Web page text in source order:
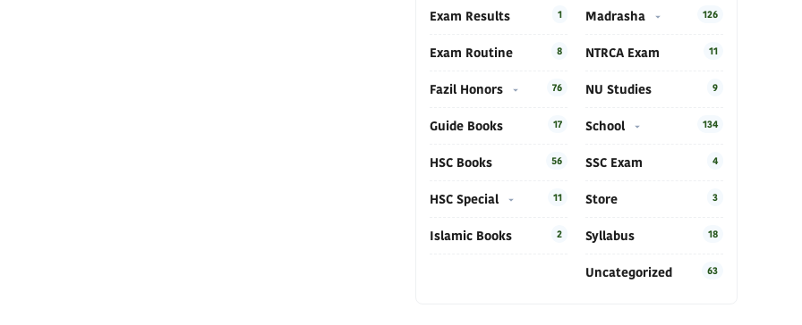
Exam Results 1
Exam Routine 8
Fazil Honors 76
Guide Books 17
HSC Books 56
HSC Special 11
Islamic Books 2
Madrasha 126
NTRCA Exam 11
NU Studies 9
School 134
SSC Exam 4
Store 3
Syllabus 18
Uncategorized 63